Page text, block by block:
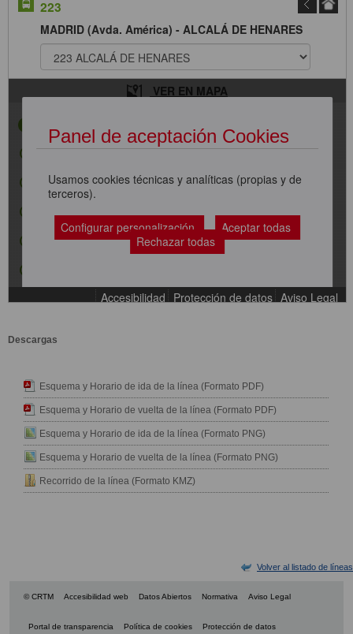
Descargas
Esquema y Horario de ida de la línea (Formato PDF)
Esquema y Horario de vuelta de la línea (Formato PDF)
Esquema y Horario de ida de la línea (Formato PNG)
Esquema y Horario de vuelta de la línea (Formato PNG)
Recorrido de la línea (Formato KMZ)
Volver al listado de líneas
© CRTM Accesibilidad web Datos Abiertos Normativa Aviso Legal
Portal de transparencia Política de cookies Protección de datos